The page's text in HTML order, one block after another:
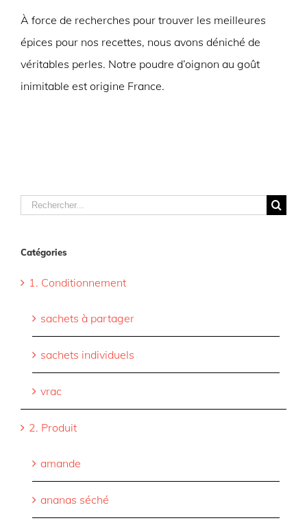
À force de recherches pour trouver les meilleures
épices pour nos recettes, nous avons déniché de
véritables perles. Notre poudre d’oignon au goût
inimitable est origine France.
Rechercher
Catégories
1. Conditionnement
sachets à partager
sachets individuels
vrac
2. Produit
amande
ananas séché